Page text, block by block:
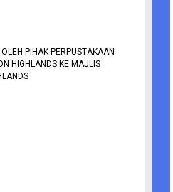
PIHAK PERPUSTAKAAN
HIGHLANDS KE MAJLIS